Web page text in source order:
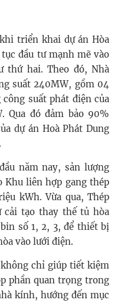
triển khai dự án Hòa
đầu tư mạnh mẽ vào
thứ hai. Theo đó, Nhà
suất 240MW, gồm 04
suất phát điện của
Qua đó đảm bảo 90%
dự án Hoà Phát Dung
năm nay, sản lượng
Khu liên hợp gang thép
kWh. Vừa qua, Thép
cải tạo thay thế tủ hòa
số 1, 2, 3, để thiết bị
vào lưới điện.
chỉ giúp tiết kiệm
phần quan trọng trong
kính, hướng đến mục